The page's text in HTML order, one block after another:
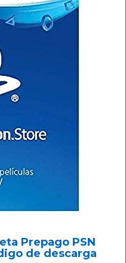
Prepago PSN
de descarga